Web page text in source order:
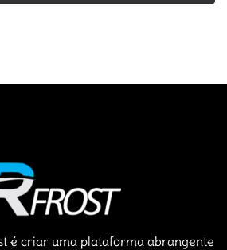
é criar uma plataforma abrangente